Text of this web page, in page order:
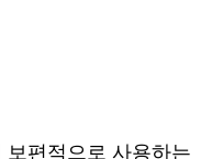
보편적으로 사용하는